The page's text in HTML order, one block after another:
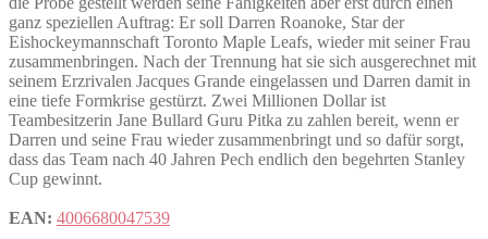
ganz speziellen Auftrag: Er soll Darren Roanoke, Star der
Eishockeymannschaft Toronto Maple Leafs, wieder mit seiner Frau
zusammenbringen. Nach der Trennung hat sie sich ausgerechnet mit
seinem Erzrivalen Jacques Grande eingelassen und Darren damit in
eine tiefe Formkrise gestürzt. Zwei Millionen Dollar ist
Teambesitzerin Jane Bullard Guru Pitka zu zahlen bereit, wenn er
Darren und seine Frau wieder zusammenbringt und so dafür sorgt,
dass das Team nach 40 Jahren Pech endlich den begehrten Stanley
Cup gewinnt.
EAN: 4006680047539